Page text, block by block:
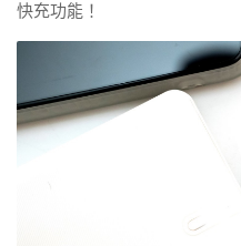
快充功能！